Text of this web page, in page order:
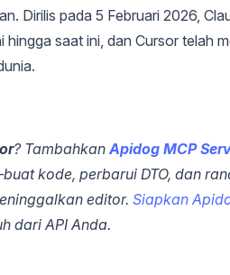
Dirilis pada 5 Februari 2026,
saat ini, dan Cursor telah
? TambahkanApidog MCP
kode, perbarui DTO, dan
editor. Siapkan
dari API Anda.